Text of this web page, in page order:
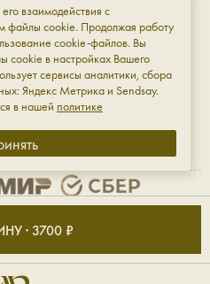
· 3700 ₽
3 этаж
м. «Площадь Восстания»
ИНН: 501820516976
взаимодействия с
файлы cookie. Продолжая работу
cookie-файлов. Вы
cookie в настройках Вашего
сервисы аналитики, сбора
Яндекс Метрика и Sendsay.
в нашей политике